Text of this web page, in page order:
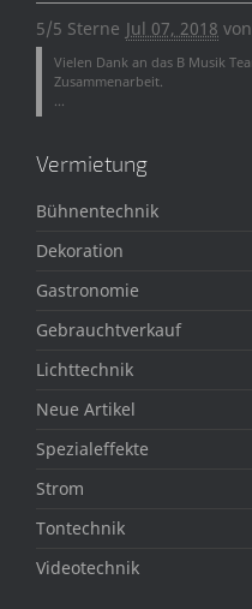
5/5 Sterne Jul 07, 2018 von
Vielen Dank an das B Musik
Zusammenarbeit.
...
Vermietung
Bühnentechnik
Dekoration
Gastronomie
Gebrauchtverkauf
Lichttechnik
Neue Artikel
Spezialeffekte
Strom
Tontechnik
Videotechnik